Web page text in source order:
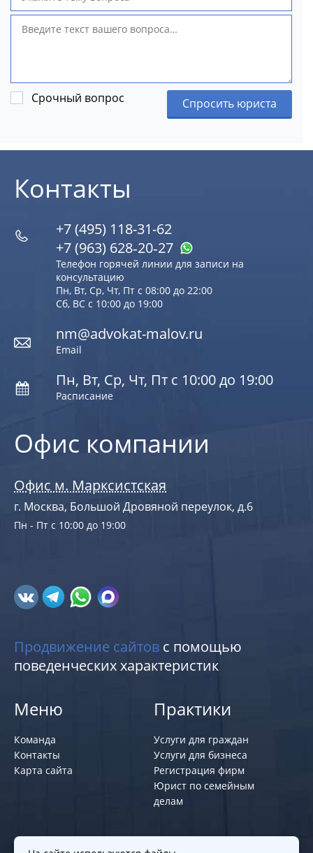
Срочный вопрос Спросить юриста
Офис компании
Офис м. Марксистская
г. Москва, Большой Дровяной переулок, д.6
Пн - Пт с 10:00 до 19:00
Контакты
+7 (495) 118-31-62
+7 (963) 628‑20‑27
Телефон горячей линии для записи на
консультацию
Пн, Вт, Ср, Чт, Пт с 08:00 до 22:00
Сб, ВС с 10:00 до 19:00
nm@advokat-malov.ru
Email
Пн, Вт, Ср, Чт, Пт с 10:00 до 19:00
Расписание
Продвижение сайтов с помощью
поведенческих характеристик
Меню
Команда
Контакты
Карта сайта
Практики
Услуги для граждан
Услуги для бизнеса
Регистрация фирм
Юрист по семейным
делам
Политики и правила